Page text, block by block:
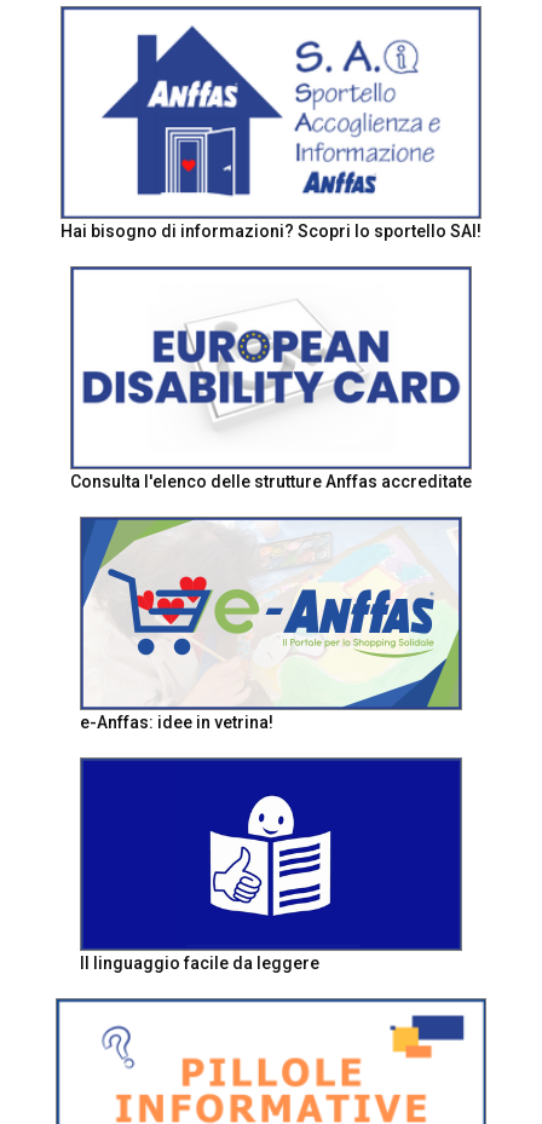
Hai bisogno di informazioni? Scopri lo sportello SAI!
Consulta l'elenco delle strutture Anffas accreditate
e-Anffas: idee in vetrina!
Il linguaggio facile da leggere